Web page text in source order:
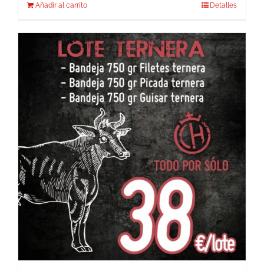
Añadir al carrito Detalles